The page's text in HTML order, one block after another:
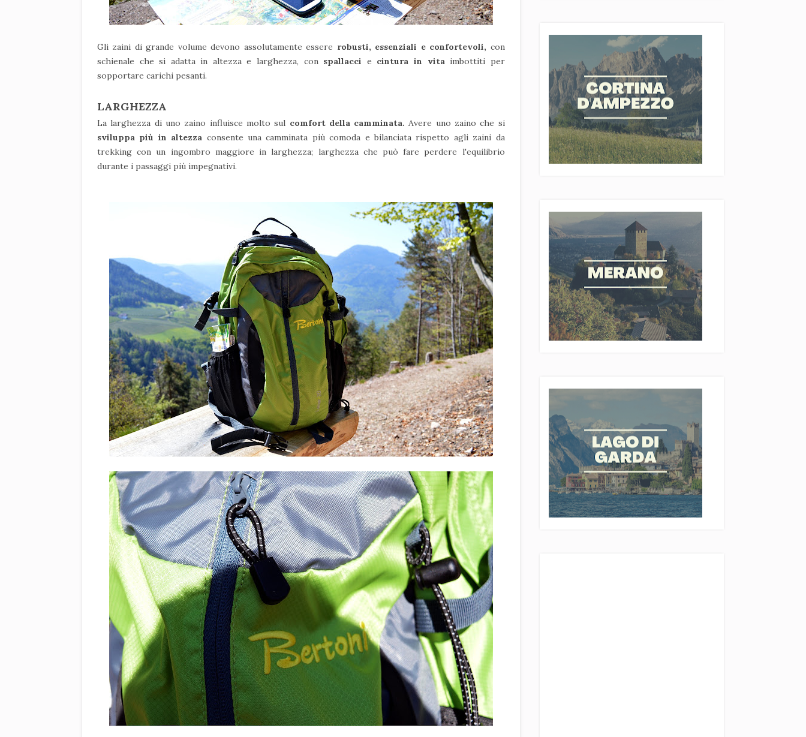
Gli zaini di grande volume devono assolutamente essere robusti, essenziali e confortevoli, con
schienale che si adatta in altezza e larghezza, con spallacci e cintura in vitaimbottiti per
sopportare carichi pesanti.
LARGHEZZA
La larghezza di uno zaino influisce molto sul comfort della camminata. Avere uno zaino che si
sviluppa più in altezza consente una camminata più comoda e bilanciata rispetto agli zaini da
trekking con un ingombro maggiore in larghezza; larghezza che può fare perdere l'equilibrio
durante i passaggi più impegnativi.